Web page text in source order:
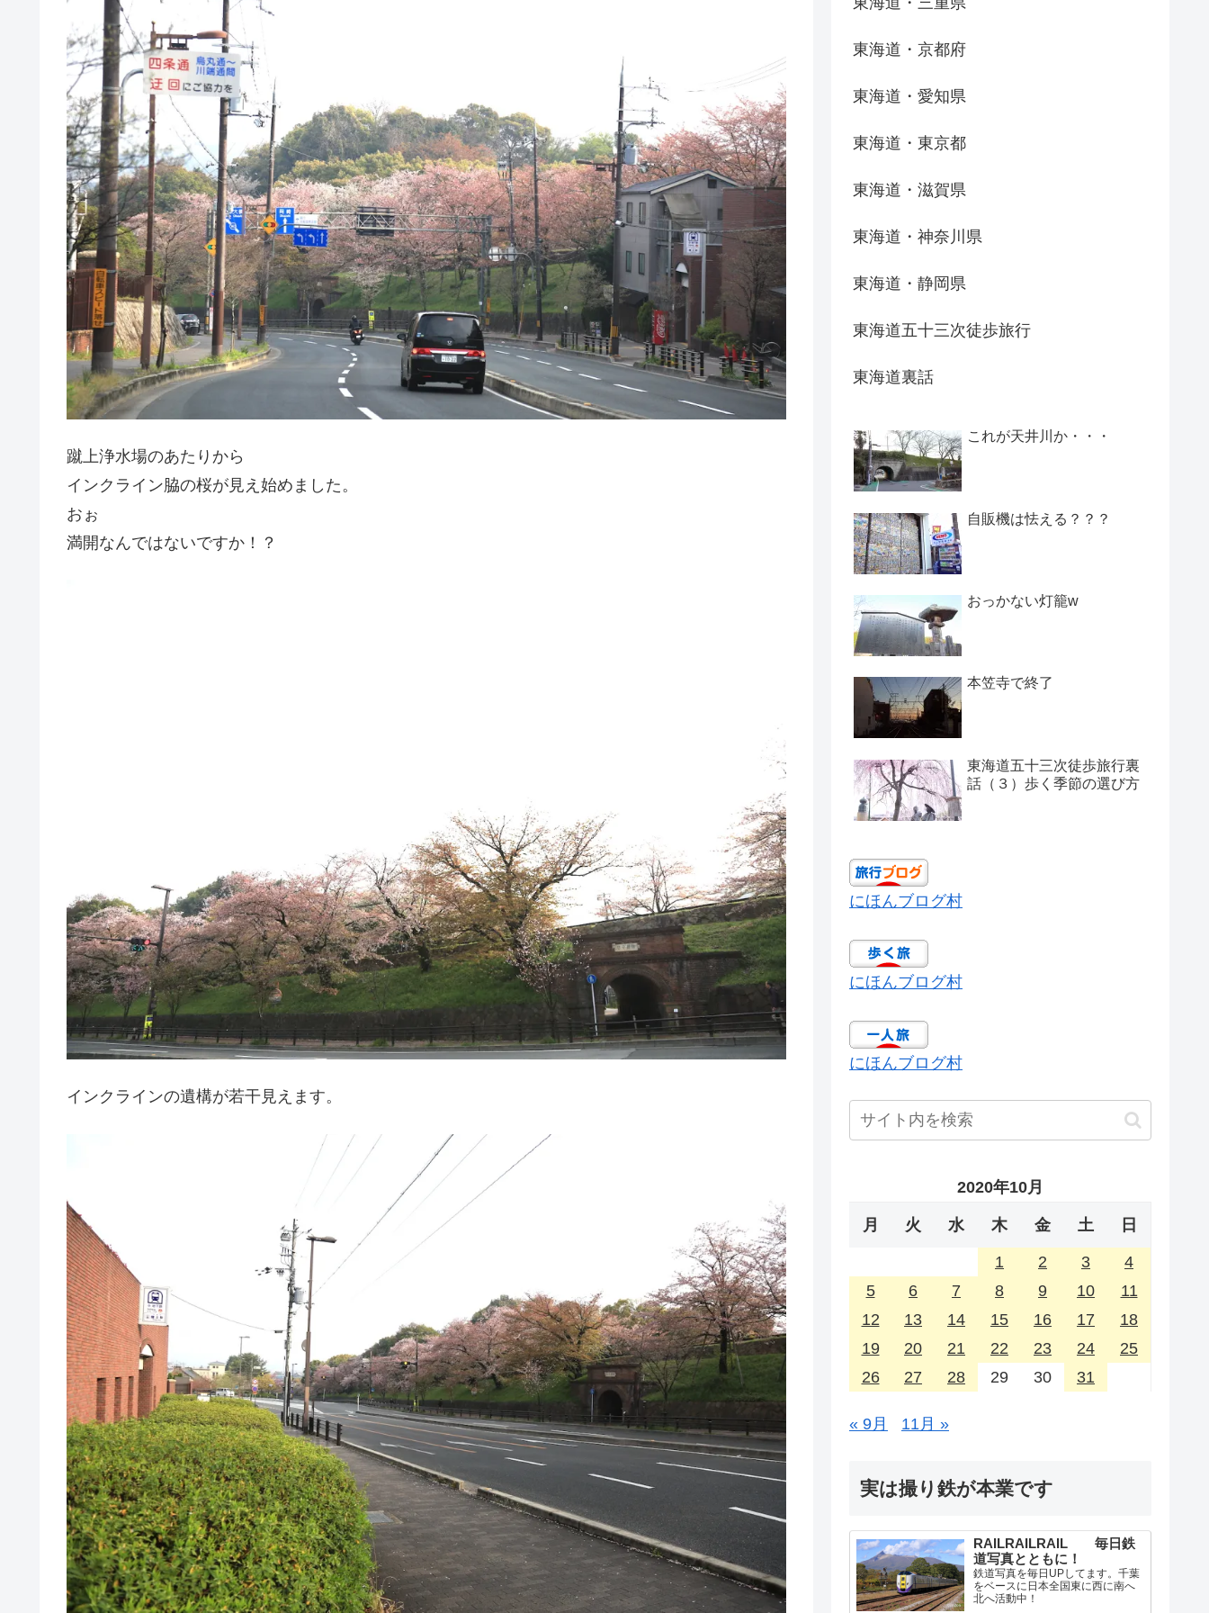
蹴上浄水場のあたりから
インクライン脇の桜が見え始めました。
おぉ
満開なんではないですか！？
インクラインの遺構が若干見えます。
東海道・京都府
東海道・愛知県
東海道・東京都
東海道・滋賀県
東海道・神奈川県
東海道・静岡県
東海道五十三次徒歩旅行
東海道裏話
これが天井川か・・・
自販機は怯える？？？
おっかない灯籠w
本笠寺で終了
東海道五十三次徒歩旅行裏
話（３）歩く季節の選び方
にほんブログ村
にほんブログ村
にほんブログ村
2020年10月
月 火 水 木 金 土 日
1 2 3
4
5
6 7 8 9 10
11
12
13 14 15 16 17
18
19
20 21 22 23 24
25
26
27 28 29 30 31
« 9月 11月 »
実は撮り鉄が本業です
RAILRAILRAIL 毎日鉄
道写真とともに！
鉄道写真を毎日UPしてます。千葉
をベースに日本全国東に西に南へ
北へ活動中！